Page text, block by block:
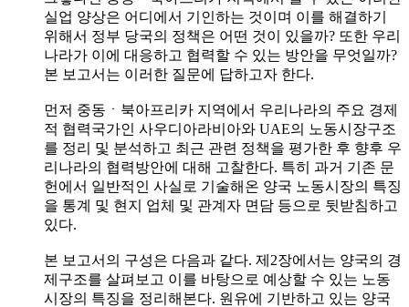
실업 양상은 어디에서 기인하는 것이며 이를 해결하기
위해서 정부 당국의 정책은 어떤 것이 있을까? 또한 우리
나라가 이에 대응하고 협력할 수 있는 방안을 무엇일까?
본 보고서는 이러한 질문에 답하고자 한다.
먼저 중동ㆍ북아프리카 지역에서 우리나라의 주요 경제
적 협력국가인 사우디아라비아와 UAE의 노동시장구조
를 정리 및 분석하고 최근 관련 정책을 평가한 후 향후 우
리나라의 협력방안에 대해 고찰한다. 특히 과거 기존 문
헌에서 일반적인 사실로 기술해온 양국 노동시장의 특징
을 통계 및 현지 업체 및 관계자 면담 등으로 뒷받침하고
있다.
본 보고서의 구성은 다음과 같다. 제2장에서는 양국의 경
제구조를 살펴보고 이를 바탕으로 예상할 수 있는 노동
시장의 특징을 정리해본다. 원유에 기반하고 있는 양국